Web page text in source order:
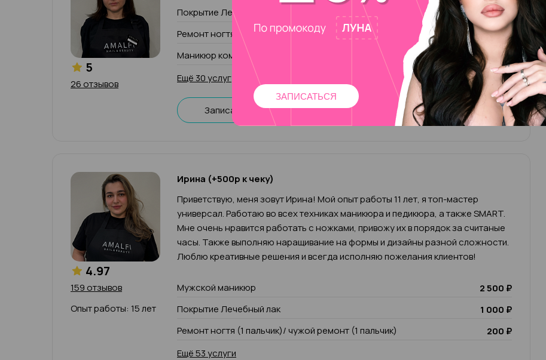
5
26 отзывов
Покрытие Лечебный лак
1 000 ₽
Ремонт ногтя (1 пальчик)/ чужой ремонт (1 пальчик)
200 ₽
Маникюр комбинированный без покрытия
2 000 ₽
Ещё 30 услуг
Записаться
4.97
159 отзывов
Опыт работы: 15 лет
Ирина (+500р к чеку)
Приветствую, меня зовут Ирина! Мой опыт работы 11 лет, я топ-мастер
универсал. Работаю во всех техниках маникюра и педикюра, а также SMART.
Мне очень нравится работать с ножками, привожу их в порядок за считаные
часы. Также выполняю наращивание на формы и дизайны разной сложности.
Люблю креативные решения и всегда исполняю пожелания клиентов!
Мужской маникюр
2 500 ₽
Покрытие Лечебный лак
1 000 ₽
Ремонт ногтя (1 пальчик)/ чужой ремонт (1 пальчик)
200 ₽
Ещё 53 услуги
ЗАПИСАТЬСЯ